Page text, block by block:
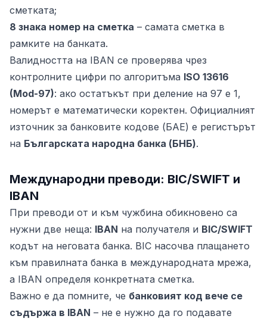
сметката;
8 знака номер на сметка – самата сметка в
рамките на банката.
Валидността на IBAN се проверява чрез
контролните цифри по алгоритъма ISO 13616
(Mod-97): ако остатъкът при деление на 97 е 1,
номерът е математически коректен. Официалният
източник за банковите кодове (БАЕ) е регистърът
на Българската народна банка (БНБ).
Международни преводи: BIC/SWIFT и
IBAN
При преводи от и към чужбина обикновено са
нужни две неща: IBAN на получателя и BIC/SWIFT
кодът на неговата банка. BIC насочва плащането
към правилната банка в международната мрежа,
а IBAN определя конкретната сметка.
Важно е да помните, че банковият код вече се
съдържа в IBAN – не е нужно да го подавате